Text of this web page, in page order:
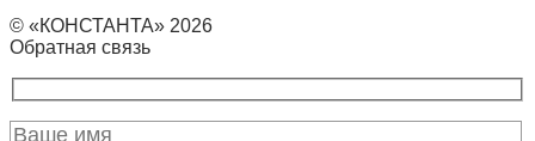
© «КОНСТАНТА» 2026
Обратная связь